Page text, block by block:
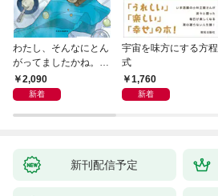
わたし、そんなにとん
がってましたかね。
獅子座、Ａ型、丙午は
めぐる
2,090
新着
宇宙を味方にする方程
式
1,760
新着
新刊配信予定